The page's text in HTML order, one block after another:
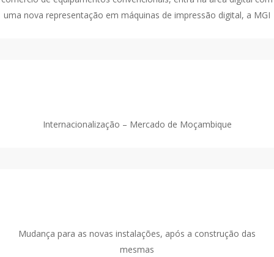
uma nova representação em máquinas de impressão digital, a MGI
Internacionalização – Mercado de Moçambique
Mudança para as novas instalações, após a construção das
mesmas